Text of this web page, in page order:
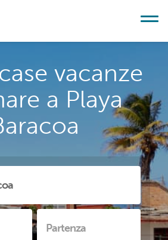
vacanze
a Playa